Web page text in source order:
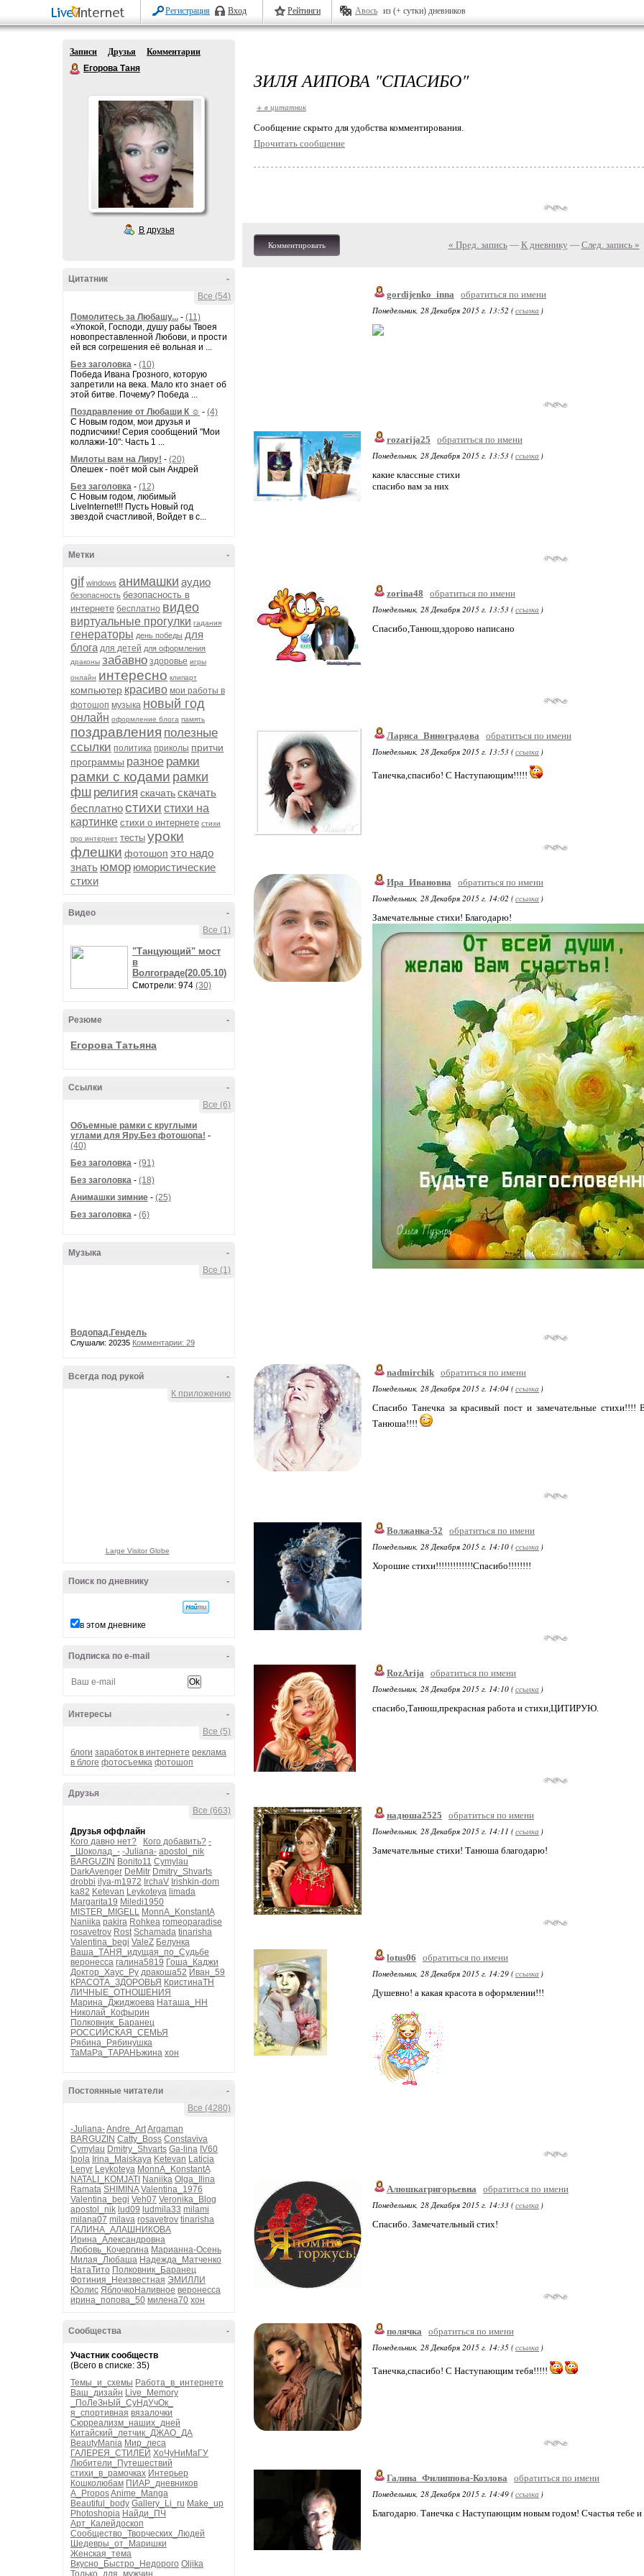
Регистрация Вход Рейтинги Авось из (+ сутки) дневников
Записи Друзья
Комментарии
Егорова Таня
В друзья
-
Цитатник
Все (54)
Помолитесь за Любашу... - (11)
«Упокой, Господи, душу рабы Твоея
новопреставленной Любови, и прости
ей вся согрешения её вольная и ...
Без заголовка - (10)
Победа Ивана Грозного, которую
запретили на века. Мало кто знает об
этой битве. Почему? Победа ...
Поздравление от Любаши К ☺ - (4)
С Новым годом, мои друзья и
подписчики! Серия сообщений "Мои
коллажи-10": Часть 1 ...
Милоты вам на Лиру! - (20)
Олешек - поёт мой сын Андрей
Без заголовка - (12)
С Новым годом, любимый
LiveInternet!!! Пусть Новый год
звездой счастливой, Войдет в с...
-
Метки
gif windows анимашки аудио
безопасность безопасность в
интернете бесплатно видео
виртуальные прогулки гадания
генераторы день победы для
блога для детей для оформления
драконы забавно здоровье игры
онлайн интересно клипарт
компьютер красиво мои работы в
фотошоп музыка новый год
онлайн оформление блога память
поздравления полезные
ссылки политика приколы притчи
программы разное рамки
рамки с кодами рамки
фш религия скачатьскачать
бесплатностихи стихи на
картинке стихи о интернете стихи
про интернет тесты уроки
флешки фотошоп это надо
знать юмор юмористические
стихи
-
Видео
Все (1)
"Танцующий" мост
в
Волгограде(20.05.10)
Смотрели: 974 (30)
-
Резюме
Егорова Татьяна
-
Ссылки
Все (6)
Объемные рамки с круглыми
углами для Яру.Без фотошопа! -
(40)
Без заголовка - (91)
Без заголовка - (18)
Анимашки зимние - (25)
Без заголовка - (6)
-
Музыка
Все (1)
Водопад.Гендель
Слушали: 20235 Комментарии: 29
-
Всегда под рукой
К приложению
Large Visitor Globe
-
Поиск по дневнику
в этом дневнике
-
Подписка по e-mail
-
Интересы
Все (5)
блоги заработок в интернете реклама
в блоге фотосъемка фотошоп
-
Друзья
Все (663)
Друзья оффлайн
Кого давно нет?
Кого добавить? -
_Шоколад_- -Juliana- apostol_nik
BARGUZIN Bonito11 Cymylau
DarkAvenger DeMitr Dmitry_Shvarts
drobbi ilya-m1972 IrchaV Irishkin-dom
ka82 Ketevan Leykoteya limada
Margarita19 Miledi1950
MISTER_MIGELL MonnA_KonstantA
Naniika pakira Rohkea romeoparadise
rosavetrov Rost Schamada tinarisha
Valentina_begi ValeZ Белунка
Ваша_ТАНЯ_идущая_по_Судьбе
веронесса галина5819 Гоша_Каджи
Доктор_Хаус_Ру дракоша52 Иван_59
КРАСОТА_ЗДОРОВЬЯ КристинаТН
ЛИЧНЫЕ_ОТНОШЕНИЯ
Марина_Джиджоева Наташа_НН
Николай_Кофырин
Полковник_Баранец
РОССИЙСКАЯ_СЕМЬЯ
Рябина_Рябинушка
ТаМаРа_ТАРАНЬжина хон
-
Постоянные читатели
Все (4280)
-Juliana-Andre_ArtArgaman
BARGUZIN Catty_Boss Constaviva
Cymylau Dmitry_Shvarts Ga-lina IV60
Ipola Irina_Maiskaya Ketevan Laticia
Lenyr Leykoteya MonnA_KonstantA
NATALI_KOMJATI Naniika Olga_Ilina
Ramata SHIMINA Valentina_1976
Valentina_begi Veh07 Veronika_Blog
apostol_nik lud09 ludmila33 milami
milana07 milava rosavetrov tinarisha
ГАЛИНА_АЛАШНИКОВА
Ирина_Александровна
Любовь_Кочергина Марианна-Осень
Милая_Любаша Надежда_Матченко
НатаТито Полковник_Баранец
Фотиния_Неизвестная ЭМИЛЛИ
Юолис ЯблочкоНаливное веронесса
ирина_попова_50 милена70 хон
-
Сообщества
Участник сообществ
(Всего в списке: 35)
Темы_и_схемы Работа_в_интернете
Ваш_дизайн Live_Memory
_ПоЛеЗнЫй_СуНдУчОк_
я_спортивная вязалочки
Сюрреализм_наших_дней
Китайский_летчик_ДЖАО_ДА
BeautyMania Мир_леса
ГАЛЕРЕЯ_СТИЛЕЙ ХоЧуНиМаГУ
Любители_Путешествий
стихи_в_рамочках Интерьер
Кошколюбам ПИАР_дневников
A_ProposAnime_Manga
Beautiful_body Gallery_Li_ru Make_up
Photoshopia Найди_ПЧ
Арт_Калейдоскоп
Сообщество_Творческих_Людей
Шедевры_от_Маришки
Женская_тема
Вкусно_Быстро_Недорого Oljika
Только_для_мужчин
ЗИЛЯ АИПОВА "СПАСИБО"
+ в цитатник
Cообщение скрыто для удобства комментирования.
Прочитать сообщение
Комментировать « Пред. запись— К дневнику — След. запись »
gordijenko_inna
обратиться по имени
Понедельник, 28 Декабря 2015 г. 13:52 (ссылка )
rozarija25
обратиться по имени
Понедельник, 28 Декабря 2015 г. 13:53 (ссылка )
какие классные стихи
спасибо вам за них
zorina48
обратиться по имени
Понедельник, 28 Декабря 2015 г. 13:53 (ссылка )
Спасибо,Танюш,здорово написано
Лариса_Виноградова
обратиться по имени
Понедельник, 28 Декабря 2015 г. 13:53 (ссылка )
Танечка,спасибо! С Наступающим!!!!!
Ира_Ивановна
обратиться по имени
Понедельник, 28 Декабря 2015 г. 14:02 (ссылка )
Замечательные стихи! Благодарю!
nadmirchik обратиться по имени
Понедельник, 28 Декабря 2015 г. 14:04 (ссылка )
Спасибо Танечка за красивый пост и замечательные
Танюша!!!!
Волжанка-52
обратиться по имени
Понедельник, 28 Декабря 2015 г. 14:10 (ссылка )
Хорошие стихи!!!!!!!!!!!!!Спасибо!!!!!!!!
RozArija
обратиться по имени
Понедельник, 28 Декабря 2015 г. 14:10 (ссылка )
спасибо,Танюш,прекрасная работа и стихи,ЦИТИРУЮ.
надюша2525
обратиться по имени
Понедельник, 28 Декабря 2015 г. 14:11 (ссылка )
Замечательные стихи! Танюша благодарю!
lotus06
обратиться по имени
Понедельник, 28 Декабря 2015 г. 14:29 (ссылка )
Душевно! а какая красота в оформлении!!!
Алюшкагригорьевна
обратиться по имени
Понедельник, 28 Декабря 2015 г. 14:33 (ссылка )
Спасибо. Замечательный стих!
полячка
обратиться по имени
Понедельник, 28 Декабря 2015 г. 14:35 (ссылка )
Танечка,спасибо! С Наступающим тебя!!!!!
Галина_Филиппова-Козлова
обратиться по имени
Понедельник, 28 Декабря 2015 г. 14:49 (ссылка )
Благодарю. Танечка с Наступающим новым годом! Счастья тебе и